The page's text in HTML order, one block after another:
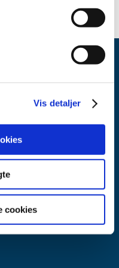
Vis detaljer
cookies